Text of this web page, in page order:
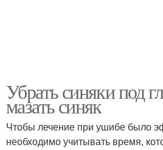
Убрать синяки под
мазать синяк
Чтобы лечение при ушибе было
необходимо учитывать время,